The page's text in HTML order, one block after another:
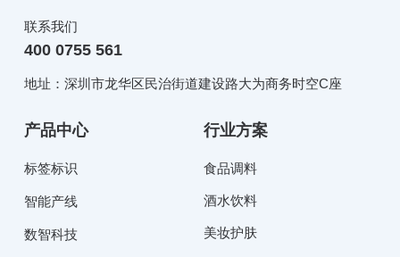
联系我们
400 0755 561
地址：深圳市龙华区民治街道建设路大为商务时空C座
产品中心
标签标识
智能产线
数智科技
行业方案
食品调料
酒水饮料
美妆护肤